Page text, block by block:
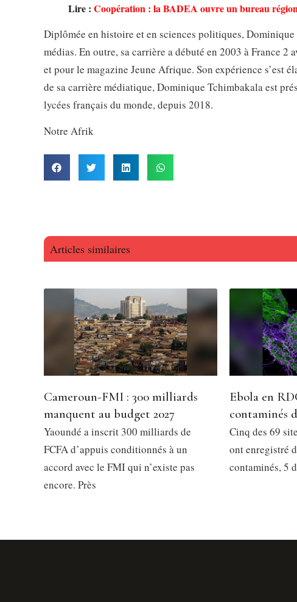
Lire : Coopération : la BADEA ouvre un bureau
Diplômée en histoire et en sciences politiques,
médias. En outre, sa carrière a débuté en 2003 à France
et pour le magazine Jeune Afrique. Son expérience s’est
de sa carrière médiatique, Dominique Tchimbakala est
lycées français du monde, depuis 2018.
Notre Afrik
Articles similaires
Cameroun-FMI : 300 milliards
manquent au budget 2027
Yaoundé a inscrit 300 milliards de
FCFA d’appuis conditionnés à un
accord avec le FMI qui n’existe pas
encore. Près
Ebola en
contaminés
Cinq des 69
ont enregistré
contaminés, 5